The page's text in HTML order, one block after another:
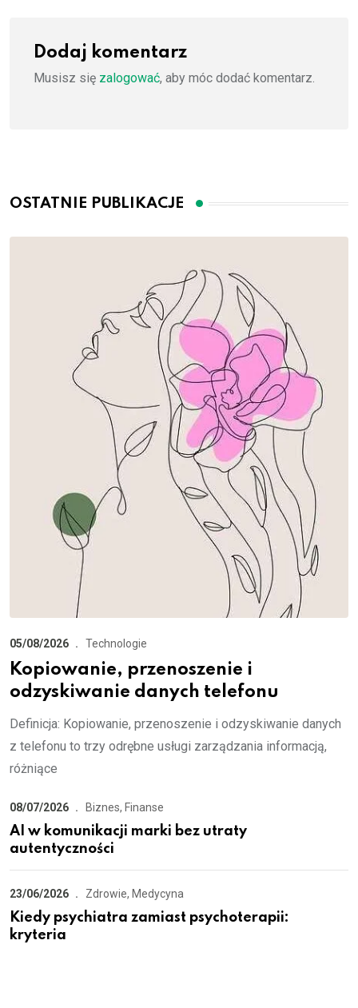
Dodaj komentarz
Musisz się zalogować, aby móc dodać komentarz.
OSTATNIE PUBLIKACJE
05/08/2026 Technologie
Kopiowanie, przenoszenie i
odzyskiwanie danych telefonu
Definicja: Kopiowanie, przenoszenie i odzyskiwanie danych
z telefonu to trzy odrębne usługi zarządzania informacją,
różniące
08/07/2026 Biznes, Finanse
AI w komunikacji marki bez utraty
autentyczności
23/06/2026 Zdrowie, Medycyna
Kiedy psychiatra zamiast psychoterapii:
kryteria